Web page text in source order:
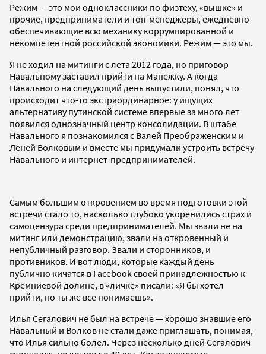
Режим — это мои одноклассники по физтеху, «вышке» и
прочие, предприниматели и топ-менеджеры, ежедневно
обеспечивающие всю механику коррумпированной и
некомпетентной российской экономики. Режим — это мы.
Я не ходил на митинги с лета 2012 года, но приговор
Навальному заставил прийти на Манежку. А когда
Навального на следующий день выпустили, понял, что
происходит что-то экстраординарное: у ищущих
альтернативу путинской системе впервые за много лет
появился однозначный центр консолидации. В штабе
Навального я познакомился с Валей Преображенским и
Леней Волковым и вместе мы придумали устроить встречу
Навального и интернет-предпринимателей.
Самым большим откровением во время подготовки этой
встречи стало то, насколько глубоко укоренились страх и
самоцензура среди предпринимателей. Мы звали не на
митинг или демонстрацию, звали на откровенный и
непубличный разговор. Звали и сторонников, и
противников. И вот люди, которые каждый день
публично кичатся в Facebook своей принадлежностью к
Кремниевой долине, в «личке» писали: «Я бы хотел
прийти, но ты же все понимаешь».
Илья Сегалович не был на встрече — хорошо знавшие его
Навальный и Волков не стали даже приглашать, понимая,
что Илья сильно болел. Через несколько дней Сегалович